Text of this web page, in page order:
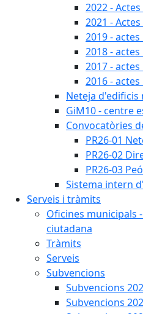
2022 -
2021 -
2019 -
2018 -
2017 -
2016 -
Neteja d'edificis
GiM10 - centre
Convocatòries
PR26-01
PR26-02
PR26-03
Sistema intern
Serveis i tràmits
Oficines municipals
ciutadana
Tràmits
Serveis
Subvencions
Subvencions
Subvencions